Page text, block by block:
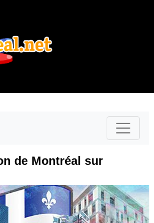
de Montréal sur